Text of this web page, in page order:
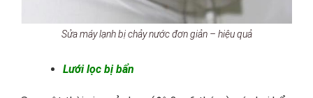
Sửa máy lạnh bị chảy nước đơn giản – hiệu quả
Lưới lọc bị bẩn